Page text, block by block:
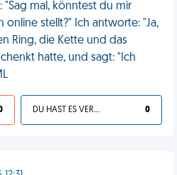
"Sag mal, könntest du mir
online stellt?" Ich antworte: "Ja,
Ring, die Kette und das
hatte, und sagt: "Ich
DU HAST ES VERDIENT 0